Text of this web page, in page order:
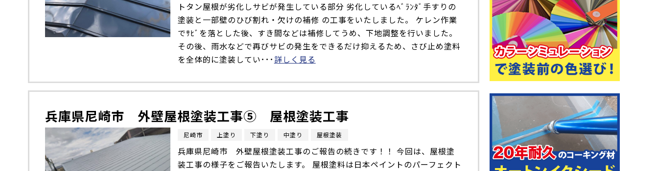
トタン屋根が劣化しサビが発生している部分 劣化しているﾍﾞﾗﾝﾀﾞ手すりの
塗装と一部壁のひび割れ・欠けの補修 の工事をいたしました。 ケレン作業
でｻﾋﾞを落とした後、すき間などは補修してうめ、下地調整を行いました。
その後、雨水などで再びサビの発生をできるだけ抑えるため、さび止め塗料
を全体的に塗装してい･･･ 詳しく見る
兵庫県尼崎市 外壁屋根塗装工事⑤ 屋根塗装工事
尼崎市 上塗り 下塗り 中塗り 屋根塗装
兵庫県尼崎市 外壁屋根塗装工事のご報告の続きです！！ 今回は、屋根塗
装工事の様子をご報告いたします。 屋根塗料は日本ペイントのパーフェクト